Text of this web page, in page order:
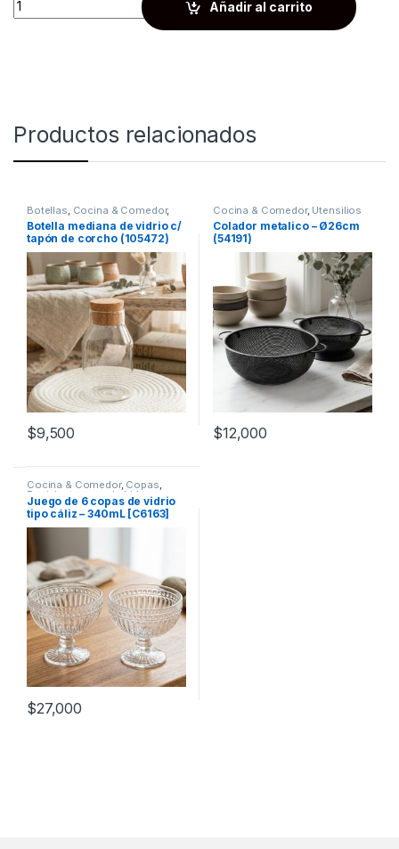
Añadir al carrito
Productos relacionados
Botellas Cocina & Comedor,
Recipientes para bebidas y
líquidos
Botella mediana de vidrio c/
tapón de corcho (105472)
$9,500
Cocina & Comedor, Utensilios
de cocina
Colador metalico – Ø26cm
(54191)
$12,000
Cocina & Comedor, Copas,
Recipientes para bebidas y
líquidos
Juego de 6 copas de vidrio
tipo cáliz – 340mL [C6163]
$27,000